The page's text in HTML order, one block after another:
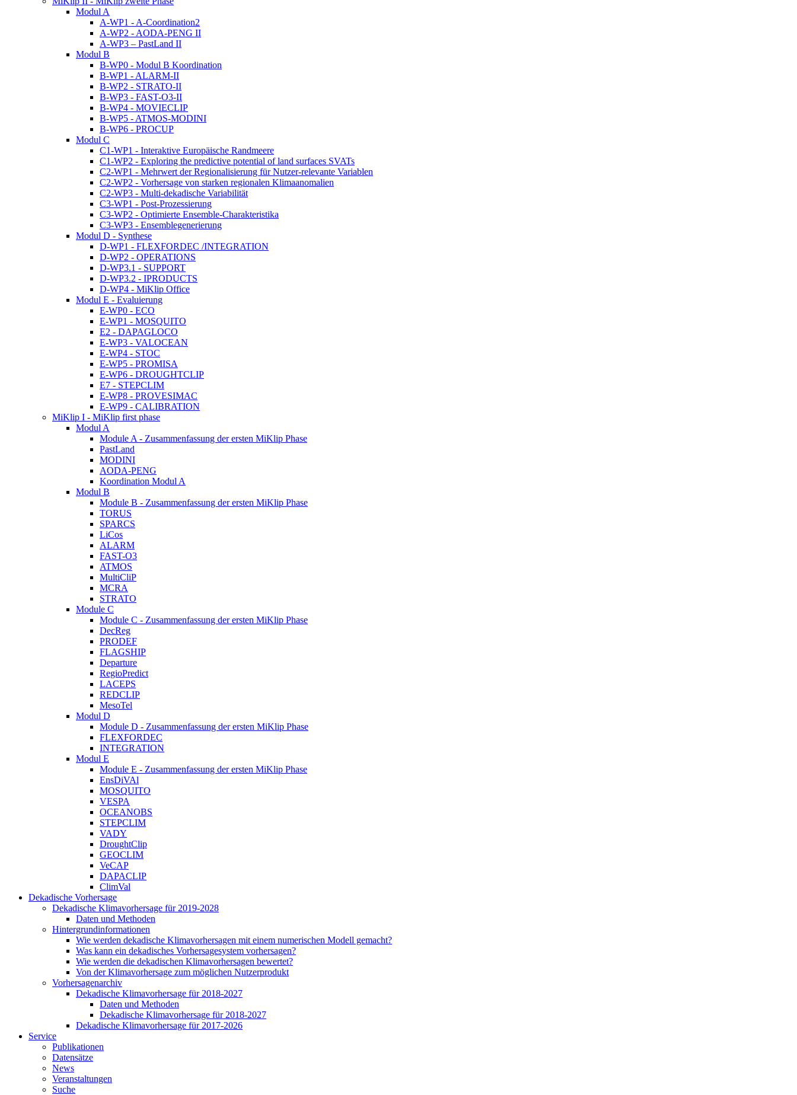
Modul A
A-WP1 - A-Coordination2
A-WP2 - AODA-PENG II
A-WP3 – PastLand II
Modul B
B-WP0 - Modul B Koordination
B-WP1 - ALARM-II
B-WP2 - STRATO-II
B-WP3 - FAST-O3-II
B-WP4 - MOVIECLIP
B-WP5 - ATMOS-MODINI
B-WP6 - PROCUP
Modul C
C1-WP1 - Interaktive Europäische Randmeere
C1-WP2 - Exploring the predictive potential of land surfaces SVATs
C2-WP1 - Mehrwert der Regionalisierung für Nutzer-relevante Variablen
C2-WP2 - Vorhersage von starken regionalen Klimaanomalien
C2-WP3 - Multi-dekadische Variabilität
C3-WP1 - Post-Prozessierung
C3-WP2 - Optimierte Ensemble-Charakteristika
C3-WP3 - Ensemblegenerierung
Modul D - Synthese
D-WP1 - FLEXFORDEC /INTEGRATION
D-WP2 - OPERATIONS
D-WP3.1 - SUPPORT
D-WP3.2 - IPRODUCTS
D-WP4 - MiKlip Office
Modul E - Evaluierung
E-WP0 - ECO
E-WP1 - MOSQUITO
E2 - DAPAGLOCO
E-WP3 - VALOCEAN
E-WP4 - STOC
E-WP5 - PROMISA
E-WP6 - DROUGHTCLIP
E7 - STEPCLIM
E-WP8 - PROVESIMAC
E-WP9 - CALIBRATION
MiKlip I - MiKlip first phase
Modul A
Module A - Zusammenfassung der ersten MiKlip Phase
PastLand
MODINI
AODA-PENG
Koordination Modul A
Modul B
Module B - Zusammenfassung der ersten MiKlip Phase
TORUS
SPARCS
LiCos
ALARM
FAST-O3
ATMOS
MultiCliP
MCRA
STRATO
Module C
Module C - Zusammenfassung der ersten MiKlip Phase
DecReg
PRODEF
FLAGSHIP
Departure
RegioPredict
LACEPS
REDCLIP
MesoTel
Modul D
Module D - Zusammenfassung der ersten MiKlip Phase
FLEXFORDEC
INTEGRATION
Modul E
Module E - Zusammenfassung der ersten MiKlip Phase
EnsDiVAl
MOSQUITO
VESPA
OCEANOBS
STEPCLIM
VADY
DroughtClip
GEOCLIM
VeCAP
DAPACLIP
ClimVal
Dekadische Vorhersage
Dekadische Klimavorhersage für 2019-2028
Daten und Methoden
Hintergrundinformationen
Wie werden dekadische Klimavorhersagen mit einem numerischen Modell gemacht?
Was kann ein dekadisches Vorhersagesystem vorhersagen?
Wie werden die dekadischen Klimavorhersagen bewertet?
Von der Klimavorhersage zum möglichen Nutzerprodukt
Vorhersagenarchiv
Dekadische Klimavorhersage für 2018-2027
Daten und Methoden
Dekadische Klimavorhersage für 2018-2027
Dekadische Klimavorhersage für 2017-2026
Service
Publikationen
Datensätze
News
Veranstaltungen
Suche